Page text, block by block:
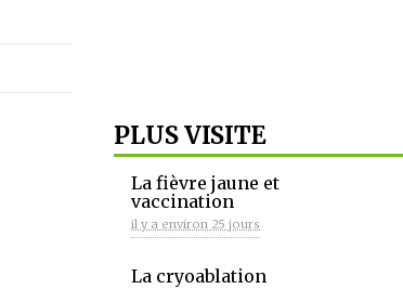
PLUS VISITE
La fièvre jaune et
vaccination
il y a environ 25 jours
La cryoablation